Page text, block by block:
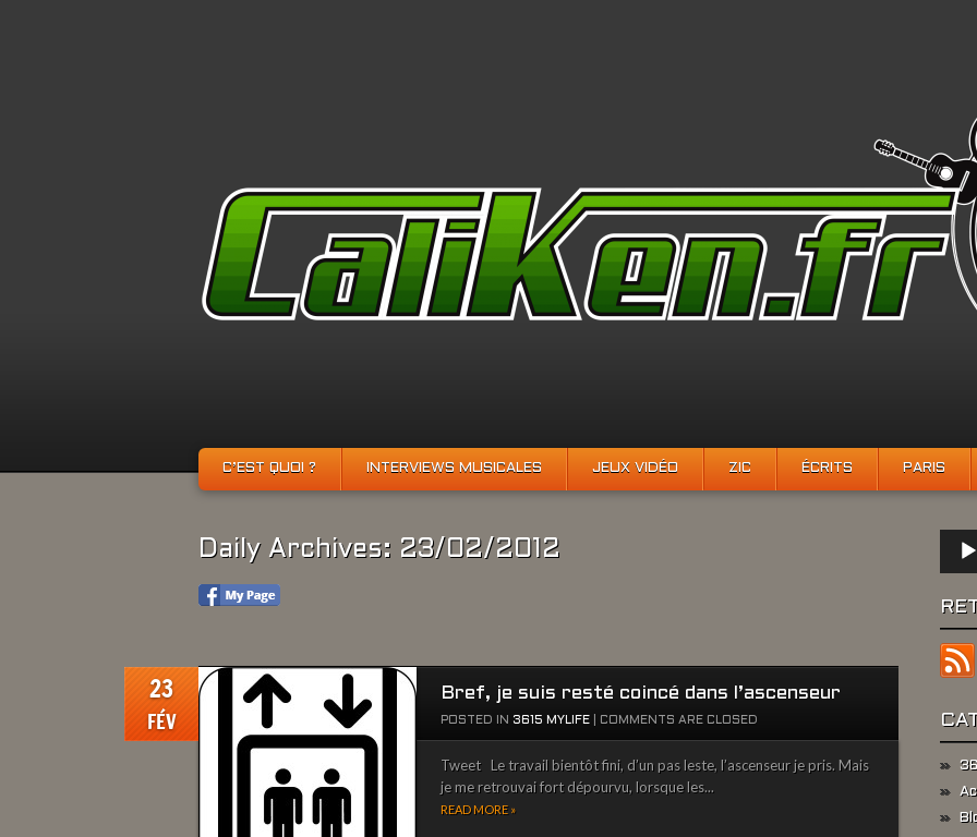
C’EST QUOI ? INTERVIEWS MUSICALES JEUX VIDÉO ZIC ÉCRITS PARIS
Daily Archives: 23/02/2012
23
FÉV
Bref, je suis resté coincé dans l’ascenseur
POSTED IN 3615 MYLIFE COMMENTS ARE CLOSED
Tweet Le travail bientôt fini, d’un pas leste, l’ascenseur je pris. Mais
je me retrouvai fort dépourvu, lorsque les...
READ MORE »
audio